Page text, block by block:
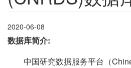
2020-06-08
数据库简介:
中国研究数据服务平台（